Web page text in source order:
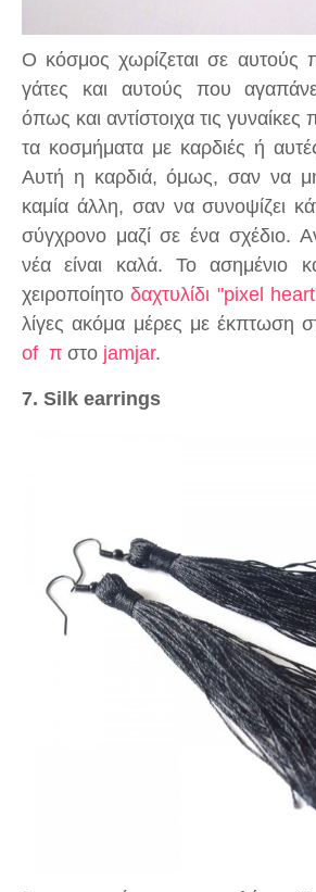
Ο κόσμος χωρίζεται σε αυτούς
γάτες και αυτούς που
όπως και αντίστοιχα τις
τα κοσμήματα με καρδιές ή
Αυτή η καρδιά, όμως, σαν να
καμία άλλη, σαν να συνοψίζει
σύγχρονο μαζί σε ένα σχέδιο.
νέα είναι καλά. Το ασημένιο
χειροποίητοδαχτυλίδι "pixel
λίγες ακόμα μέρες με έκπτωση
of π στο jamjar.
7. Silk earrings